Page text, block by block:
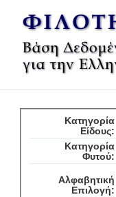
Κατηγορία
Είδους:
Κατηγορία
Φυτού:
Αλφαβητική
Επιλογή: